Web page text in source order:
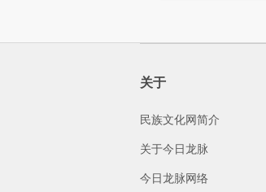
关于
民族文化网简介
关于今日龙脉
今日龙脉网络